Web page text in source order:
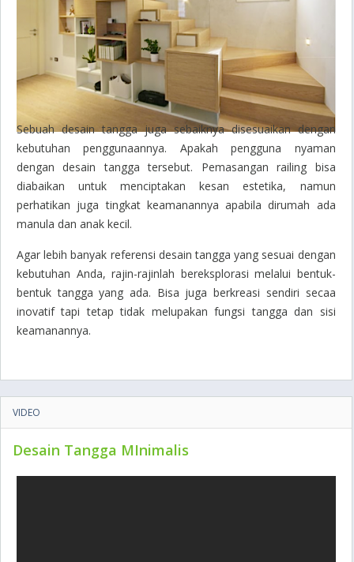
Sebuah desain tangga juga sebaiknya disesuaikan dengan
kebutuhan penggunaannya. Apakah pengguna nyaman
dengan desain tangga tersebut. Pemasanganrailing bisa
diabaikan untuk menciptakan kesan estetika, namun
perhatikan juga tingkat keamanannya apabila dirumah ada
manula dan anak kecil.
Agar lebih banyak referensi desain tangga yang sesuai dengan
kebutuhan Anda, rajin-rajinlah bereksplorasi melalui bentuk-
bentuk tangga yang ada. Bisa juga berkreasi sendiri secaa
inovatif tapi tetap tidak melupakan fungsi tangga dan sisi
keamanannya.
VIDEO
Desain Tangga MInimalis